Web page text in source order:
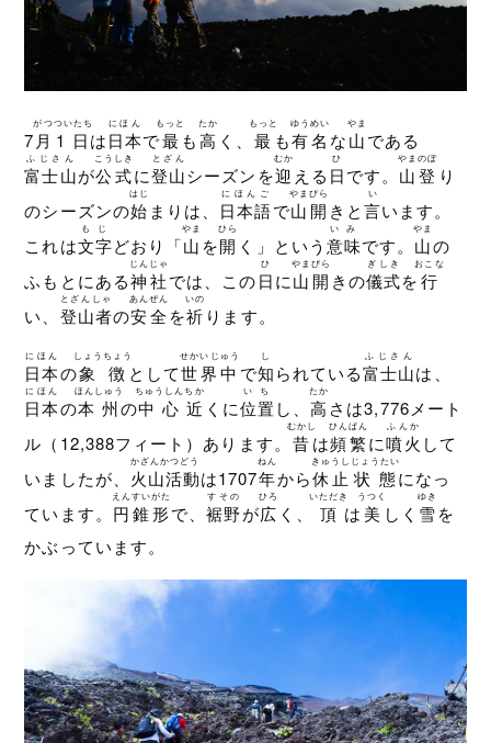
7 月
がつ
1日
ついたち
は日本
にほん
で最
もっと
も高
たか
く、 最
もっと
も有名
ゆうめい
な山
やま
である
富士山
ふじさん
が公式
こうしき
に登山
とざん
シーズンを迎
むか
える 日
ひ
です。 山登
やまのぼ
り
のシーズンの始
はじ
まりは、 日本語
にほんご
で山開
やまびら
きと言
い
います。
これは文字
もじ
どおり「山
やま
を開
ひら
く」という 意味
いみ
です。 山
やま
の
ふもとにある神社
じんじゃ
では、この日
ひ
に山開
やまびら
きの儀式
ぎしき
を行
おこな
い、 登山者
とざんしゃ
の安全
あんぜん
を祈
いの
ります。
日本
にほん
の象徴
しょうちょう
として世界中
せかいじゅう
で知
し
られている富士山
ふじさん
は、
日本
にほん
の本州
ほんしゅう
の中心
ちゅうしん
近
ちか
くに位置
いち
し、高
たか
さは3,776メート
ル（12,388フィート）あります。 昔
むかし
は頻繁
ひんぱん
に噴火
ふんか
して
いましたが、 火山活動
かざんかつどう
は1707年
ねん
から休止
きゅうし
状態
じょうたい
になっ
ています。 円錐
えんすい
形
がた
で、裾野
すその
が広
ひろ
く、 頂
いただき
は 美
うつく
しく 雪
ゆき
を
かぶっています。